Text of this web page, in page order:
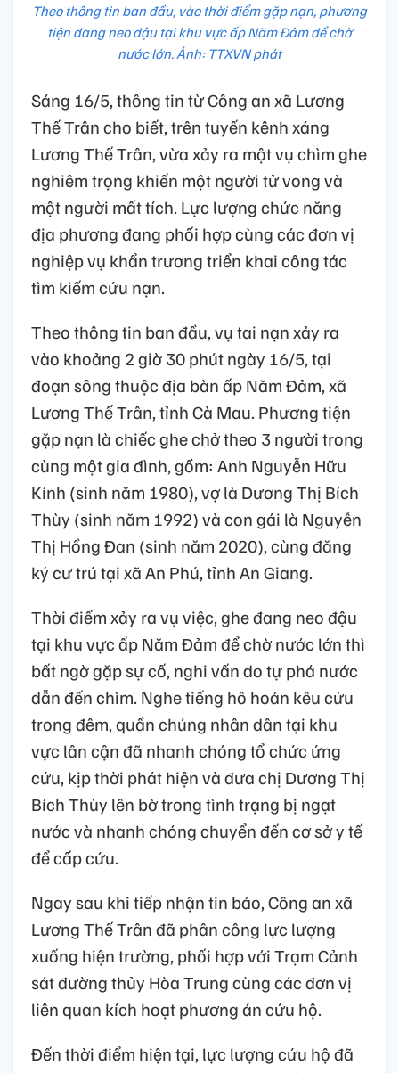
Theo thông tin ban đầu, vào thời điểm gặp nạn, phương
tiện đang neo đậu tại khu vực ấp Năm Đảm để chờ
nước lớn. Ảnh: TTXVN phát
Sáng 16/5, thông tin từ Công an xã Lương
Thế Trân cho biết, trên tuyến kênh xáng
Lương Thế Trân, vừa xảy ra một vụ chìm ghe
nghiêm trọng khiến một người tử vong và
một người mất tích. Lực lượng chức năng
địa phương đang phối hợp cùng các đơn vị
nghiệp vụ khẩn trương triển khai công tác
tìm kiếm cứu nạn.
Theo thông tin ban đầu, vụ tai nạn xảy ra
vào khoảng 2 giờ 30 phút ngày 16/5, tại
đoạn sông thuộc địa bàn ấp Năm Đảm, xã
Lương Thế Trân, tỉnh Cà Mau. Phương tiện
gặp nạn là chiếc ghe chở theo 3 người trong
cùng một gia đình, gồm: Anh Nguyễn Hữu
Kính (sinh năm 1980), vợ là Dương Thị Bích
Thùy (sinh năm 1992) và con gái là Nguyễn
Thị Hồng Đan (sinh năm 2020), cùng đăng
ký cư trú tại xã An Phú, tỉnh An Giang.
Thời điểm xảy ra vụ việc, ghe đang neo đậu
tại khu vực ấp Năm Đảm để chờ nước lớn thì
bất ngờ gặp sự cố, nghi vấn do tự phá nước
dẫn đến chìm. Nghe tiếng hô hoán kêu cứu
trong đêm, quần chúng nhân dân tại khu
vực lân cận đã nhanh chóng tổ chức ứng
cứu, kịp thời phát hiện và đưa chị Dương Thị
Bích Thùy lên bờ trong tình trạng bị ngạt
nước và nhanh chóng chuyển đến cơ sở y tế
để cấp cứu.
Ngay sau khi tiếp nhận tin báo, Công an xã
Lương Thế Trân đã phân công lực lượng
xuống hiện trường, phối hợp với Trạm Cảnh
sát đường thủy Hòa Trung cùng các đơn vị
liên quan kích hoạt phương án cứu hộ.
Đến thời điểm hiện tại, lực lượng cứu hộ đã